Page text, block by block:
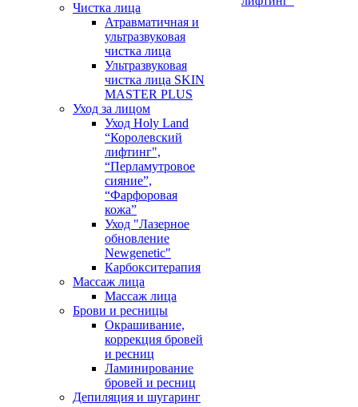
Чистка лица
Атравматичная и
ультразвуковая
чистка лица
Ультразвуковая
чистка лица SKIN
MASTER PLUS
Уход за лицом
Уход Holy Land
“Королевский
лифтинг",
“Перламутровое
сияние”,
“Фарфоровая
кожа”
Уход "Лазерное
обновление
Newgenetic"
Карбокситерапия
Массаж лица
Массаж лица
Брови и ресницы
Окрашивание,
коррекция бровей
и ресниц
Ламинирование
бровей и ресниц
Депиляция и шугаринг